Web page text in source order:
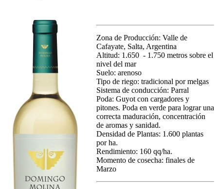
Zona de Producción: Valle de
Cafayate, Salta, Argentina
Altitud: 1.650 - 1.750 metros sobre el
nivel del mar
Suelo: arenoso
Tipo de riego: tradicional por melgas
Sistema de conducción: Parral
Poda: Guyot con cargadores y
pitones. Poda en verde para lograr una
correcta maduración, concentración
de aromas y sanidad.
Densidad de Plantas: 1.600 plantas
por ha.
Rendimiento: 160 qq/ha.
Momento de cosecha: finales de
Marzo